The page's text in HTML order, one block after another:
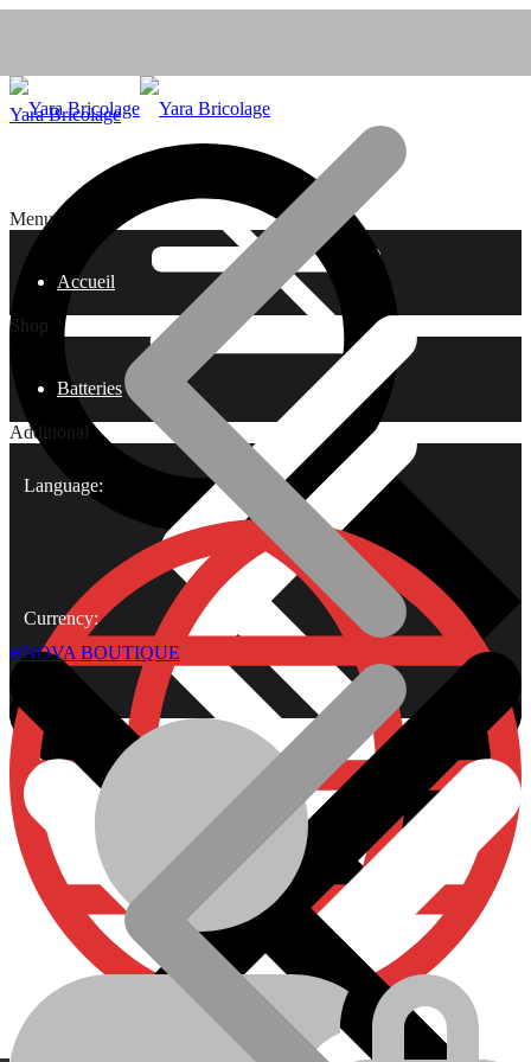
Menu
Accueil
À Propos
Shop
Batteries
Plomberie
Additional
Language:
Currency:
Yara Bricolage
BNOVA BOUTIQUE